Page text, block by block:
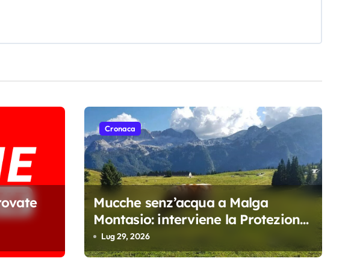
Cronaca
Mucche senz’acqua a Malga
Montasio: interviene la Protezione
civile, trasportati 10 mila litri
Lug 29, 2026